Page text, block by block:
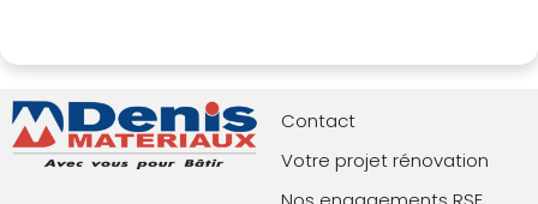
Contact
Votre projet rénovation